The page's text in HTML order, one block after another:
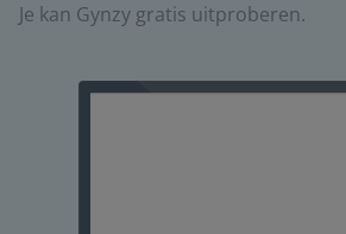
Je kan Gynzy gratis uitproberen.